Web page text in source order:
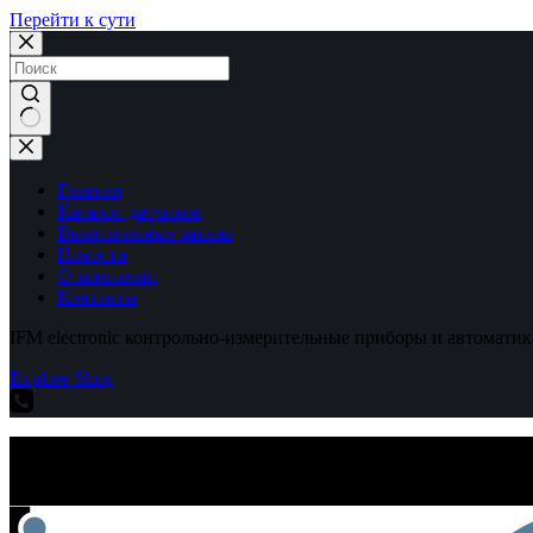
Перейти к сути
Ничего
не
найденоГлавная
Каталог датчиков
Выполненные заказы
Новости
О компании
Контакты
IFM electronic контрольно-измерительные приборы и
Explore Shop